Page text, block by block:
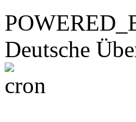
Deutsche